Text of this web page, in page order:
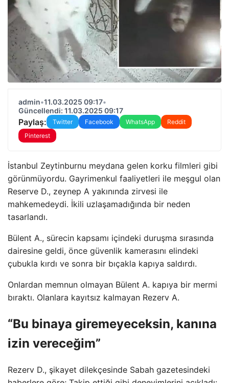
admin•11.03.2025 09:17•
Güncellendi: 11.03.2025 09:17
Paylaş: Twitter Facebook WhatsApp
Reddit
Pinterest
İstanbul Zeytinburnu meydana gelen korku filmleri gibi
görünmüyordu. Gayrimenkul faaliyetleri ile meşgul olan
Reserve D., zeynep A yakınında zirvesi ile
mahkemedeydi. İkili uzlaşamadığında bir neden
tasarlandı.
Bülent A., sürecin kapsamı içindeki duruşma sırasında
dairesine geldi, önce güvenlik kamerasını elindeki
çubukla kırdı ve sonra bir bıçakla kapıya saldırdı.
Onlardan memnun olmayan Bülent A. kapıya bir mermi
bıraktı. Olanlara kayıtsız kalmayan Rezerv A.
“Bu binaya giremeyeceksin, kanına
izin vereceğim”
Rezerv D., şikayet dilekçesinde Sabah gazetesindeki